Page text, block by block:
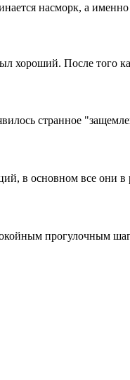
насморк, а
хороший. После того
странное
в основном все они
прогулочным